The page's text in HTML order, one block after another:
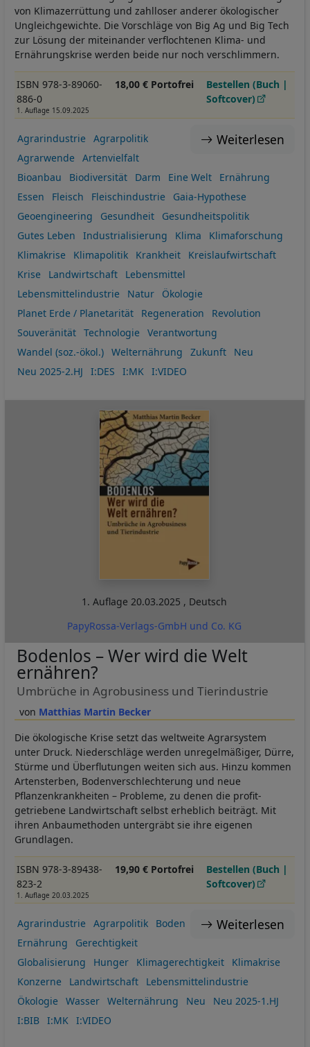
von Klimazerrüttung und zahlloser anderer ökologischer
Ungleichgewichte. Die Vorschläge von Big Ag und Big Tech
zur Lösung der miteinander verflochtenen Klima- und
Ernährungskrise werden beide nur noch verschlimmern.
ISBN 978-3-89060-
886-0
1. Auflage 15.09.2025
18,00 € Portofrei
Bestellen (Buch |
Softcover)
Weiterlesen
Agrarindustrie
Agrarpolitik
Agrarwende
Artenvielfalt
Bioanbau
Biodiversität Darm Eine Welt
Ernährung
Essen
Fleisch Fleischindustrie
Gaia-Hypothese
Geoengineering
Gesundheit
Gesundheitspolitik
Gutes Leben
Industrialisierung Klima
Klimaforschung
Klimakrise
Klimapolitik Krankheit
Kreislaufwirtschaft
Krise
Landwirtschaft
Lebensmittel
Lebensmittelindustrie
Natur
Ökologie
Planet Erde / Planetarität
Regeneration
Revolution
Souveränität
Technologie
Verantwortung
Wandel (soz.-ökol.)
Welternährung Zukunft
Neu
Neu 2025-2.HJ
I:DES I:MK I:VIDEO
1. Auflage20.03.2025 , Deutsch
PapyRossa-Verlags-GmbH und Co. KG
Matthias Martin Becker
Bodenlos – Wer wird die Welt
ernähren?
Umbrüche in Agrobusiness und Tierindustrie
Die ökologische Krise setzt das weltweite Agrarsystem
unter Druck. Niederschläge werden unregelmäßiger, Dürre,
Stürme und Überflutungen weiten sich aus. Hinzu kommen
Artensterben, Bodenverschlechterung und neue
Pflanzenkrankheiten – Probleme, zu denen die profit-
getriebene Landwirtschaft selbst erheblich beiträgt. Mit
ihren Anbaumethoden untergräbt sie ihre eigenen
Grundlagen.
ISBN 978-3-89438-
823-2
1. Auflage 20.03.2025
19,90 € Portofrei
Bestellen (Buch |
Softcover)
Weiterlesen
Agrarindustrie Agrarpolitik
Boden
Ernährung
Gerechtigkeit
Globalisierung
Hunger Klimagerechtigkeit
Klimakrise
Konzerne
Landwirtschaft
Lebensmittelindustrie
Ökologie
Wasser Welternährung Neu
Neu 2025-1.HJ
I:BIB
I:MK I:VIDEO